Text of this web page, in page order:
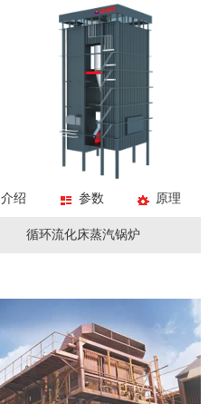
搪瓷反应釜
不锈钢反应釜
介绍 参数 原理
循环流化床蒸汽锅炉